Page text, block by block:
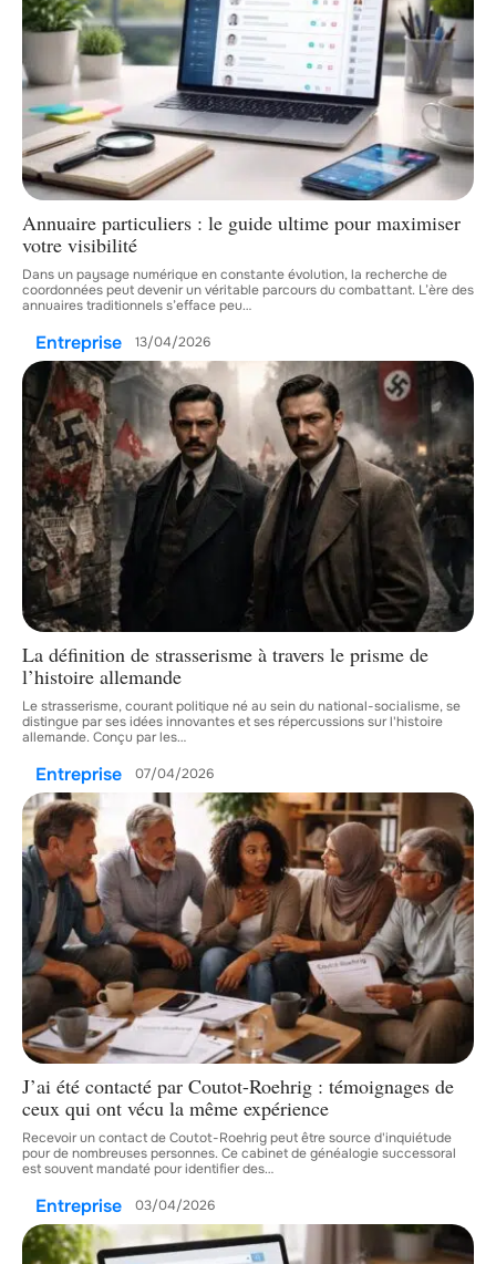
Annuaire particuliers : le guide ultime pour maximiser
votre visibilité
Dans un paysage numérique en constante évolution, la recherche de
coordonnées peut devenir un véritable parcours du combattant. L’ère des
annuaires traditionnels s’efface peu…
Entreprise 13/04/2026
La définition de strasserisme à travers le prisme de
l’histoire allemande
Le strasserisme, courant politique né au sein du national-socialisme, se
distingue par ses idées innovantes et ses répercussions sur l'histoire
allemande. Conçu par les…
Entreprise 07/04/2026
J’ai été contacté par Coutot-Roehrig : témoignages de
ceux qui ont vécu la même expérience
Recevoir un contact de Coutot-Roehrig peut être source d'inquiétude
pour de nombreuses personnes. Ce cabinet de généalogie successoral
est souvent mandaté pour identifier des…
Entreprise 03/04/2026